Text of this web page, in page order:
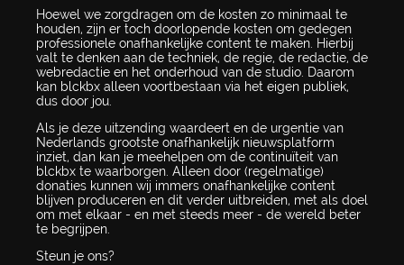
Hoewel we zorgdragen om de kosten zo minimaal te
houden, zijn er toch doorlopende kosten om gedegen
professionele onafhankelijke content te maken. Hierbij
valt te denken aan de techniek, de regie, de redactie, de
webredactie en het onderhoud van de studio. Daarom
kan blckbx alleen voortbestaan via het eigen publiek,
dus door jou.
Als je deze uitzending waardeert en de urgentie van
Nederlands grootste onafhankelijk nieuwsplatform
inziet, dan kan je meehelpen om de continuïteit van
blckbx te waarborgen. Alleen door (regelmatige)
donaties kunnen wij immers onafhankelijke content
blijven produceren en dit verder uitbreiden, met als doel
om met elkaar - en met steeds meer - de wereld beter
te begrijpen.
Steun je ons?